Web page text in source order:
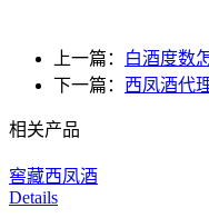
上一篇：
白酒度数
下一篇： 西凤酒代
相关产品
窖藏西凤酒
Details